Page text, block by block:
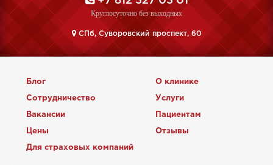
Круглосуточно без выходных
CПб, Суворовский проспект, 60
Блог О клинике
Сотрудничество Услуги
Вакансии Пациентам
Цены Отзывы
Для страховых компаний